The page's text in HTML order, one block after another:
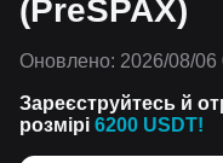
(PreSPAX)
Оновлено: 2026/08/06
Зареєструйтесь й
розмірі 6200 USDT!